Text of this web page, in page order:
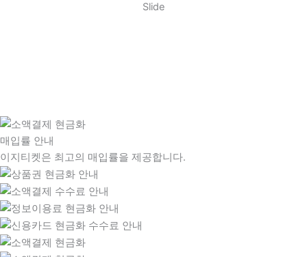
Slide
매입률 안내
이지티켓은 최고의 매입률을 제공합니다.